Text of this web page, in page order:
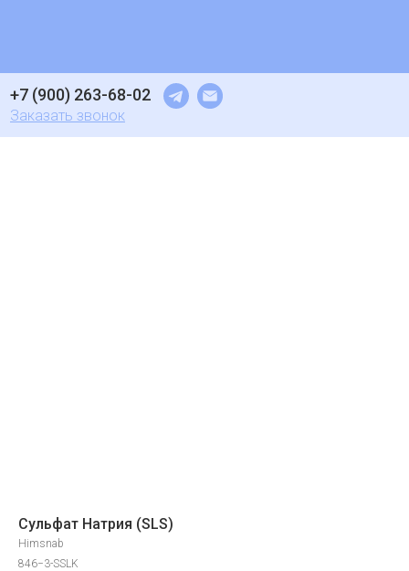
+7 (900) 263-68-02
Заказать звонок
Сульфат Натрия (SLS)
Himsnab
846−3-SSLK